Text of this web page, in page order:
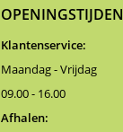
OPENINGSTIJDEN
Klantenservice:
Maandag - Vrijdag
09.00 - 16.00
Afhalen: